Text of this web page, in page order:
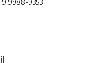
9.9988-9353